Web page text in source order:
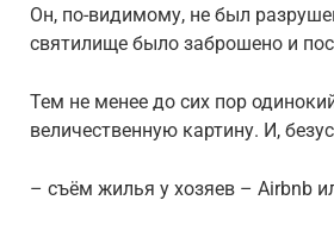
Он, по-видимому, не был
святилище было заброшено и
Тем не менее до сих пор
величественную картину. И,
– съём жилья у хозяев – Airbnb